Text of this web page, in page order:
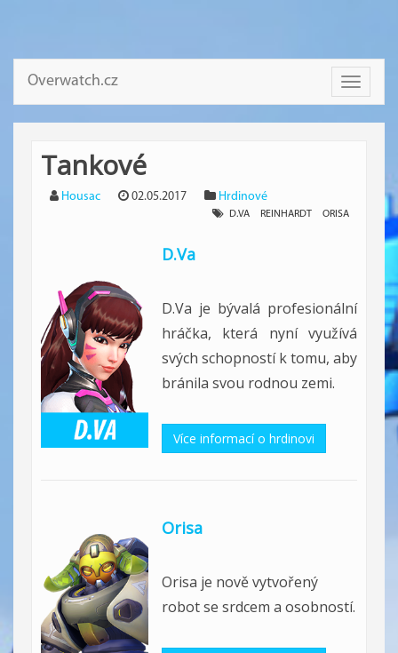
Toggle
Overwatch.cz
Tankové
Housac 02.05.2017 Hrdinové
D.VA REINHARDT ORISA
D.Va
D.Va je bývalá profesionální
hráčka, která nyní využívá
svých schopností k tomu, aby
bránila svou rodnou zemi.
Více informací o hrdinovi
Orisa
Orisa je nově vytvořený
robot se srdcem a osobností.